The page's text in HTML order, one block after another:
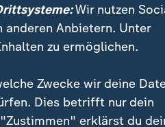
in Europa,
nach Hause
Wir nutzen
anderen Anbietern. Unter
zu ermöglichen.
Zwecke wir deine
Dies betrifft nur dein
erklärst du